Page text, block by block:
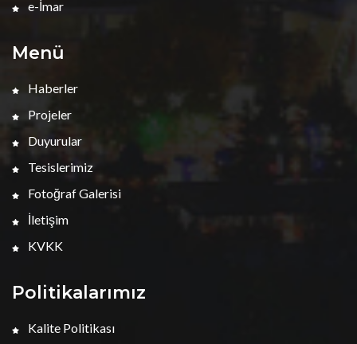
e-İmar
Menü
Haberler
Projeler
Duyurular
Tesislerimiz
Fotoğraf Galerisi
İletişim
KVKK
Politikalarımız
Kalite Politikası